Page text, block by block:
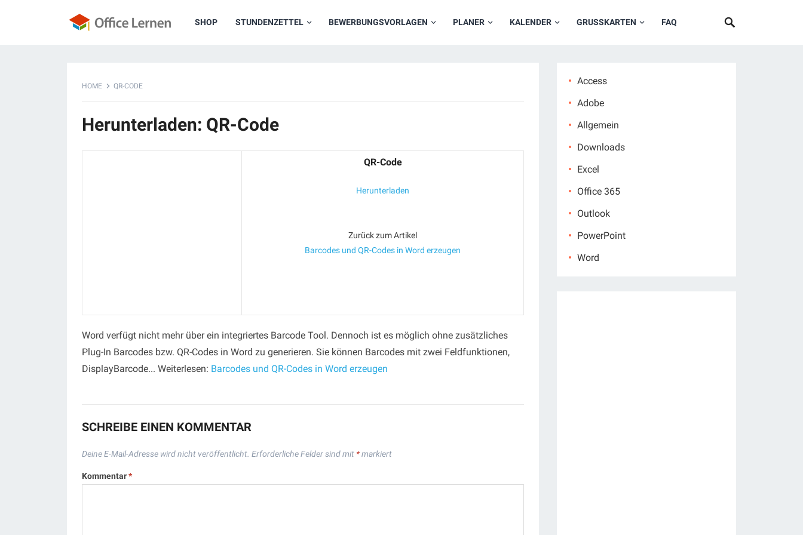
SHOP STUNDENZETTEL BEWERBUNGSVORLAGEN PLANER KALENDER GRUSSKARTEN FAQ
HOME QR-CODE
Herunterladen: QR-Code
QR-Code
Herunterladen
Zurück zum Artikel
Barcodes und QR-Codes in Word erzeugen
Word verfügt nicht mehr über ein integriertes Barcode Tool. Dennoch ist es möglich ohne zusätzliches
Plug-In Barcodes bzw. QR-Codes in Word zu generieren. Sie können Barcodes mit zwei Feldfunktionen,
DisplayBarcode... Weiterlesen: Barcodes und QR-Codes in Word erzeugen
SCHREIBE EINEN KOMMENTAR
Deine E-Mail-Adresse wird nicht veröffentlicht. Erforderliche Felder sind mit *markiert
Kommentar*
Access
Adobe
Allgemein
Downloads
Excel
Office 365
Outlook
PowerPoint
Word